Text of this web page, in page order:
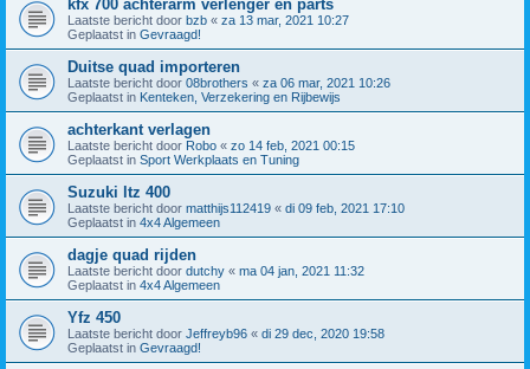
kfx 700 achterarm verlenger en parts
Laatste bericht door bzb « za 13 mar, 2021 10:27
Geplaatst in Gevraagd!
Duitse quad importeren
Laatste bericht door 08brothers « za 06 mar, 2021 10:26
Geplaatst in Kenteken, Verzekering en Rijbewijs
achterkant verlagen
Laatste bericht door Robo « zo 14 feb, 2021 00:15
Geplaatst in Sport Werkplaats en Tuning
Suzuki ltz 400
Laatste bericht door matthijs112419 « di 09 feb, 2021 17:10
Geplaatst in 4x4 Algemeen
dagje quad rijden
Laatste bericht door dutchy « ma 04 jan, 2021 11:32
Geplaatst in 4x4 Algemeen
Yfz 450
Laatste bericht door Jeffreyb96 « di 29 dec, 2020 19:58
Geplaatst in Gevraagd!